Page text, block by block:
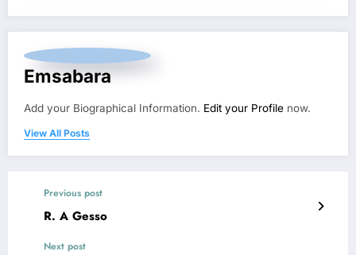
Emsabara
Add your Biographical Information. Edit your Profile now.
View All Posts
Previous post
R. A Gesso
Next post